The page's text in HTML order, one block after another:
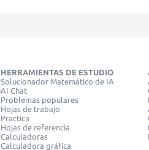
HERRAMIENTAS DE ESTUDIO
Solucionador Matemático de IA
AI Chat
Problemas populares
Hojas de trabajo
Practica
Hojas de referencia
Calculadoras
Calculadora gráfica